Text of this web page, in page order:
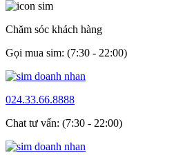
Chăm sóc khách hàng
Gọi mua sim: (7:30 - 22:00)
024.33.66.8888
Chat tư vấn: (7:30 - 22:00)